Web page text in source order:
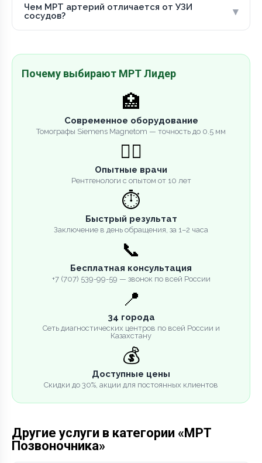
Чем МРТ артерий отличается от УЗИ
сосудов?
▾
Почему выбирают МРТ Лидер
🏥
Современное оборудование
Томографы Siemens Magnetom — точность до 0.5 мм
👨‍⚕️
Опытные врачи
Рентгенологи с опытом от 10 лет
⏱️
Быстрый результат
Заключение в день обращения, за 1–2 часа
📞
Бесплатная консультация
+7 (707) 539-99-59 — звонок по всей России
📍
34 города
Сеть диагностических центров по всей России и
Казахстану
💰
Доступные цены
Скидки до 30%, акции для постоянных клиентов
Другие услуги в категории «МРТ
Позвоночника»